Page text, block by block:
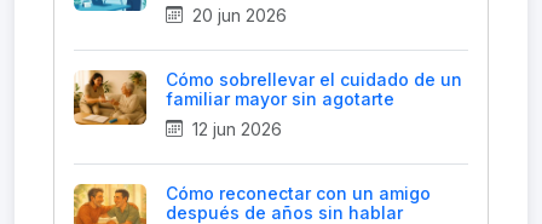
20 jun 2026
Cómo sobrellevar el cuidado de un
familiar mayor sin agotarte
12 jun 2026
Cómo reconectar con un amigo
después de años sin hablar